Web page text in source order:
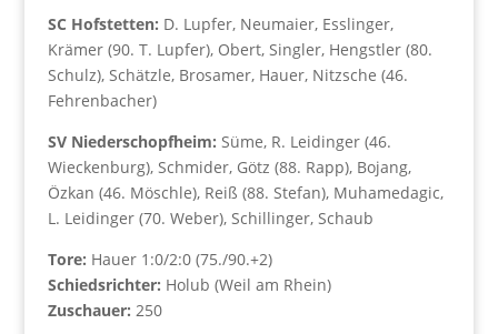
SC Hofstetten: D. Lupfer, Neumaier, Esslinger,
Krämer (90. T. Lupfer), Obert, Singler, Hengstler (80.
Schulz), Schätzle, Brosamer, Hauer, Nitzsche (46.
Fehrenbacher)
SV Niederschopfheim: Süme, R. Leidinger (46.
Wieckenburg), Schmider, Götz (88. Rapp), Bojang,
Özkan (46. Möschle), Reiß (88. Stefan), Muhamedagic,
L. Leidinger (70. Weber), Schillinger, Schaub
Tore: Hauer 1:0/2:0 (75./90.+2)
Schiedsrichter: Holub (Weil am Rhein)
Zuschauer: 250